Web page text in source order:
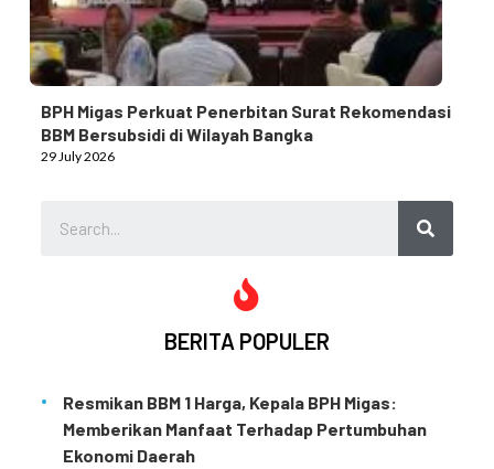
BPH Migas Perkuat Penerbitan Surat Rekomendasi
BBM Bersubsidi di Wilayah Bangka
29 July 2026
BERITA POPULER
Resmikan BBM 1 Harga, Kepala BPH Migas:
Memberikan Manfaat Terhadap Pertumbuhan
Ekonomi Daerah